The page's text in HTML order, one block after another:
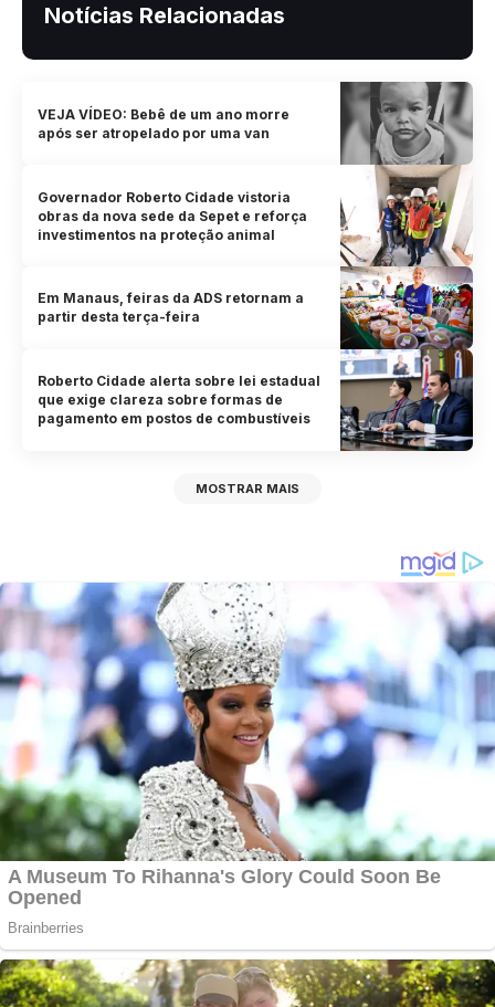
Notícias Relacionadas
VEJA VÍDEO: Bebê de um ano morre
após ser atropelado por uma van
Governador Roberto Cidade vistoria
obras da nova sede da Sepet e reforça
investimentos na proteção animal
Em Manaus, feiras da ADS retornam a
partir desta terça-feira
Roberto Cidade alerta sobre lei estadual
que exige clareza sobre formas de
pagamento em postos de combustíveis
MOSTRAR MAIS